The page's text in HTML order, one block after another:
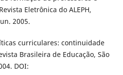
Eletrônica do ALEPH,
2005.
curriculares: continuidade
Brasileira de Educação, São
DOI: